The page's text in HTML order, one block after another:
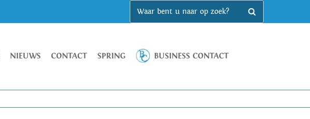
NIEUWS CONTACT SPRING BUSINESS CONTACT